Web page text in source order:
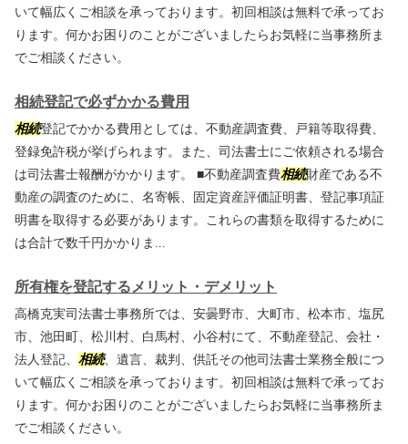
いて幅広くご相談を承っております。初回相談は無料で承ってお
ります。何かお困りのことがございましたらお気軽に当事務所ま
でご相談ください。
相続登記で必ずかかる費用
相続登記でかかる費用としては、不動産調査費、戸籍等取得費、
登録免許税が挙げられます。また、司法書士にご依頼される場合
は司法書士報酬がかかります。 ■不動産調査費相続財産である不
動産の調査のために、名寄帳、固定資産評価証明書、登記事項証
明書を取得する必要があります。これらの書類を取得するために
は合計で数千円かかりま...
所有権を登記するメリット・デメリット
高橋克実司法書士事務所では、安曇野市、大町市、松本市、塩尻
市、池田町、松川村、白馬村、小谷村にて、不動産登記、会社・
法人登記、 相続、遺言、裁判、供託その他司法書士業務全般につ
いて幅広くご相談を承っております。初回相談は無料で承ってお
ります。何かお困りのことがございましたらお気軽に当事務所ま
でご相談ください。